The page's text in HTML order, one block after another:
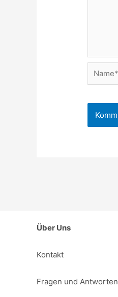
Name*
Über Uns
Kontakt
Fragen und Antworten